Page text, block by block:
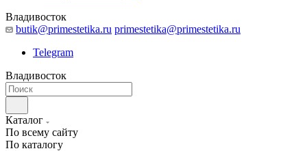
Владивосток
butik@primestetika.ru primestetika@primestetika.ru
Telegram
Владивосток
Каталог
По всему сайту
По каталогу